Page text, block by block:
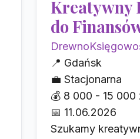
Kreatywny
do
📍 Gdańsk
💼 Stacjonarna
💰 8 000 - 15 000
📅 11.06.2026
Szukamy